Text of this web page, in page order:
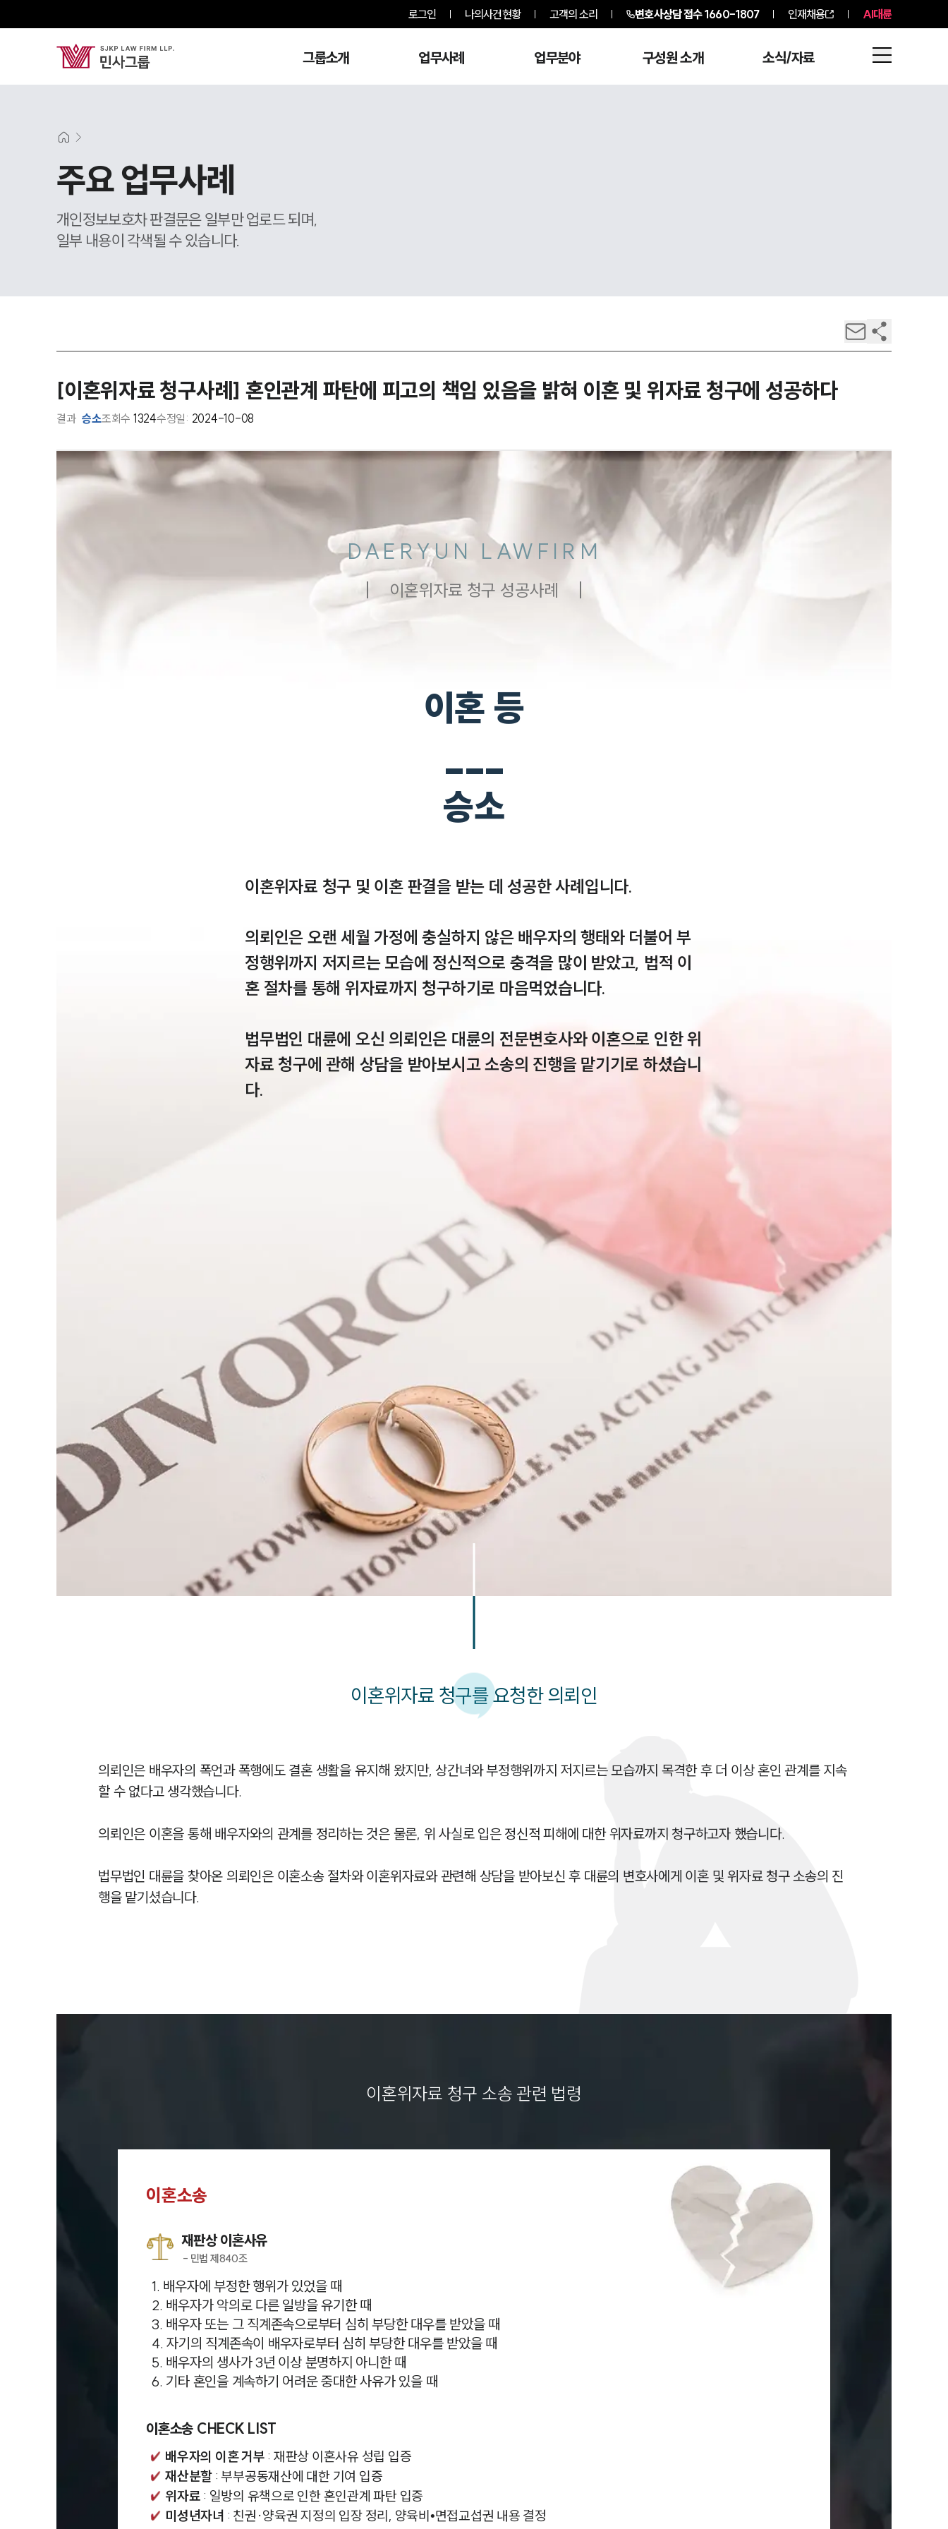
로그인 나의사건현황 고객의 소리 변호사상담 접수1660-1807 인재채용 AI대륜
그룹소개 업무사례 업무분야 구성원 소개 소식/자료
글로벌 파트너 로펌
고객의 소리
통합검색
AI대륜
업무사례
사례분석/최신동향
전체
언론보도
법률서식
뉴스레터/브로슈어
주요 업무사례
개인정보보호차 판결문은 일부만 업로드 되며,
일부 내용이 각색될 수 있습니다.
[이혼위자료 청구사례] 혼인관계 파탄에 피고의 책임 있음을 밝혀 이혼 및 위자료 청구에 성공하다
결과 승소조회수 1324수정일: 2024-10-08
DAERYUN LAWFIRM
이혼위자료 청구 성공사례
이혼 등
___
승소
이혼위자료 청구 및 이혼 판결을 받는 데 성공한 사례입니다.
의뢰인은 오랜 세월 가정에 충실하지 않은 배우자의 행태와 더불어 부
정행위까지 저지르는 모습에 정신적으로 충격을 많이 받았고, 법적 이
혼 절차를 통해 위자료까지 청구하기로 마음먹었습니다.
법무법인 대륜에 오신 의뢰인은 대륜의 전문변호사와 이혼으로 인한 위
자료 청구에 관해 상담을 받아보시고 소송의 진행을 맡기기로 하셨습니
다.
이혼위자료 청구를 요청한 의뢰인
의뢰인은 배우자의 폭언과 폭행에도 결혼 생활을 유지해 왔지만, 상간녀와 부정행위까지 저지르는 모습까지 목격한 후 더 이상 혼인 관계를 지속
할 수 없다고 생각했습니다.
의뢰인은 이혼을 통해 배우자와의 관계를 정리하는 것은 물론, 위 사실로 입은 정신적 피해에 대한 위자료까지 청구하고자 했습니다.
법무법인 대륜을 찾아온 의뢰인은 이혼소송 절차와 이혼위자료와 관련해 상담을 받아보신 후 대륜의 변호사에게 이혼 및 위자료 청구 소송의 진
행을 맡기셨습니다.
이혼위자료 청구 소송 관련 법령
이혼소송
재판상 이혼사유
- 민법 제840조
1. 배우자에 부정한 행위가 있었을 때
2. 배우자가 악의로 다른 일방을 유기한 때
3. 배우자 또는 그 직계존속으로부터 심히 부당한 대우를 받았을 때
4. 자기의 직계존속이 배우자로부터 심히 부당한 대우를 받았을 때
5. 배우자의 생사가 3년 이상 분명하지 아니한 때
6. 기타 혼인을 계속하기 어려운 중대한 사유가 있을 때
이혼소송 CHECK LIST
배우자의 이혼 거부 : 재판상 이혼사유 성립 입증
재산분할 : 부부공동재산에 대한 기여 입증
위자료 : 일방의 유책으로 인한 혼인관계 파탄 입증
미성년자녀 : 친권·양육권 지정의 입장 정리, 양육비•면접교섭권 내용 결정